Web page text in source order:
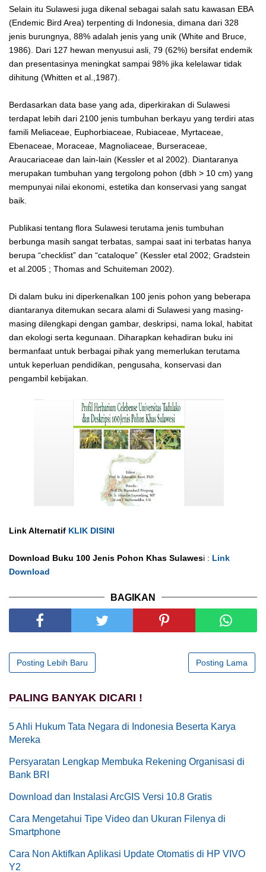
Selain itu Sulawesi juga dikenal sebagai salah satu kawasan EBA
(Endemic Bird Area) terpenting di Indonesia, dimana dari 328
jenis burungnya, 88% adalah jenis yang unik (White and Bruce,
1986). Dari 127 hewan menyusui asli, 79 (62%) bersifat endemik
dan presentasinya meningkat sampai 98% jika kelelawar tidak
dihitung (Whitten et al.,1987).
Berdasarkan data base yang ada, diperkirakan di Sulawesi
terdapat lebih dari 2100 jenis tumbuhan berkayu yang terdiri atas
famili Meliaceae, Euphorbiaceae, Rubiaceae, Myrtaceae,
Ebenaceae, Moraceae, Magnoliaceae, Burseraceae,
Araucariaceae dan lain-lain (Kessler et al 2002). Diantaranya
merupakan tumbuhan yang tergolong pohon (dbh > 10 cm) yang
mempunyai nilai ekonomi, estetika dan konservasi yang sangat
baik.
Publikasi tentang flora Sulawesi terutama jenis tumbuhan
berbunga masih sangat terbatas, sampai saat ini terbatas hanya
berupa “checklist” dan “cataloque” (Kessler etal 2002; Gradstein
et al.2005 ; Thomas and Schuiteman 2002).
Di dalam buku ini diperkenalkan 100 jenis pohon yang beberapa
diantaranya ditemukan secara alami di Sulawesi yang masing-
masing dilengkapi dengan gambar, deskripsi, nama lokal, habitat
dan ekologi serta kegunaan. Diharapkan kehadiran buku ini
bermanfaat untuk berbagai pihak yang memerlukan terutama
untuk keperluan pendidikan, pengusaha, konservasi dan
pengambil kebijakan.
Link Alternatif KLIK DISINI
Download Buku 100 Jenis Pohon Khas Sulawesi : Link
Download
BAGIKAN
Posting Lebih Baru Posting Lama
PALING BANYAK DICARI !
5 Ahli Hukum Tata Negara di Indonesia Beserta Karya
Mereka
Persyaratan Lengkap Membuka Rekening Organisasi di
Bank BRI
Download dan Instalasi ArcGIS Versi 10.8 Gratis
Cara Mengetahui Tipe Video dan Ukuran Filenya di
Smartphone
Cara Non Aktifkan Aplikasi Update Otomatis di HP VIVO
Y2